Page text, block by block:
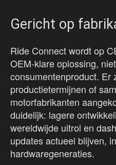
Gericht op
Ride Connect wordt op
OEM-klare oplossing,
consumentenproduct. Er
productietermijnen of
motorfabrikanten
duidelijk: lagere
wereldwijde uitrol en
updates actueel blijven,
hardwaregeneraties.